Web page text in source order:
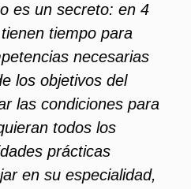
es un secreto: en 4
tiempo para
necesarias
los objetivos del
las condiciones para
todos los
prácticas
en su especialidad,